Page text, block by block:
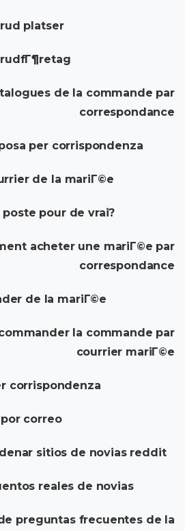
platser
de la commande par
correspondance
per corrispondenza
de la mariГ©e
pour de vrai?
acheter une mariГ©e par
correspondance
de la mariГ©e
la commande par
courrier mariГ©e
corrispondenza
correo
sitios de novias reddit
reales de novias
preguntas frecuentes de la